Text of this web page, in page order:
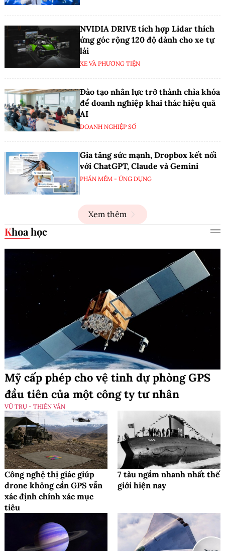
NVIDIA DRIVE tích hợp Lidar thích
ứng góc rộng 120 độ dành cho xe tự
lái
XE VÀ PHƯƠNG TIỆN
Đào tạo nhân lực trở thành chìa khóa
để doanh nghiệp khai thác hiệu quả
AI
DOANH NGHIỆP SỐ
Gia tăng sức mạnh, Dropbox kết nối
với ChatGPT, Claude và Gemini
PHẦN MỀM - ỨNG DỤNG
Xem thêm
Khoa học
Mỹ cấp phép cho vệ tinh dự phòng GPS
đầu tiên của một công ty tư nhân
VŨ TRỤ - THIÊN VĂN
Công nghệ thị giác giúp
drone không cần GPS vẫn
xác định chính xác mục
tiêu
7 tàu ngầm nhanh nhất thế
giới hiện nay